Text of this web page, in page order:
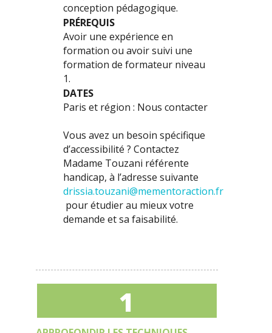
conception pédagogique.
PRÉREQUIS
Avoir une expérience en
formation ou avoir suivi une
formation de formateur niveau
1.
DATES
Paris et région : Nous contacter
Vous avez un besoin spécifique
d’accessibilité ? Contactez
Madame Touzani référente
handicap, à l’adresse suivante
drissia.touzani@mementoraction.fr
pour étudier au mieux votre
demande et sa faisabilité.
1